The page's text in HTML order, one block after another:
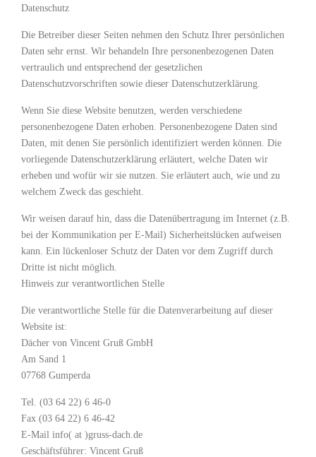
Datenschutz
Die Betreiber dieser Seiten nehmen den Schutz Ihrer persönlichen
Daten sehr ernst. Wir behandeln Ihre personenbezogenen Daten
vertraulich und entsprechend der gesetzlichen
Datenschutzvorschriften sowie dieser Datenschutzerklärung.
Wenn Sie diese Website benutzen, werden verschiedene
personenbezogene Daten erhoben. Personenbezogene Daten sind
Daten, mit denen Sie persönlich identifiziert werden können. Die
vorliegende Datenschutzerklärung erläutert, welche Daten wir
erheben und wofür wir sie nutzen. Sie erläutert auch, wie und zu
welchem Zweck das geschieht.
Wir weisen darauf hin, dass die Datenübertragung im Internet (z.B.
bei der Kommunikation per E-Mail) Sicherheitslücken aufweisen
kann. Ein lückenloser Schutz der Daten vor dem Zugriff durch
Dritte ist nicht möglich.
Hinweis zur verantwortlichen Stelle
Die verantwortliche Stelle für die Datenverarbeitung auf dieser
Website ist:
Dächer von Vincent Gruß GmbH
Am Sand 1
07768 Gumperda
Tel. (03 64 22) 6 46-0
Fax (03 64 22) 6 46-42
E-Mail info( at )gruss-dach.de
Geschäftsführer: Vincent Gruß